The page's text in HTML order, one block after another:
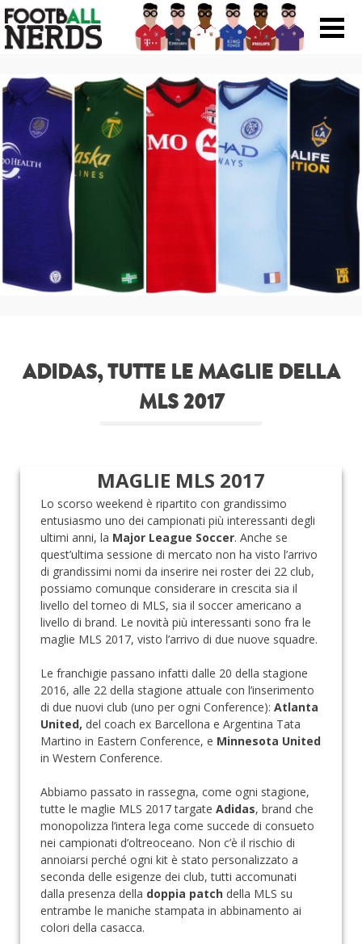
Search
Prodotti
Magazine Roba Da Nerds
ADIDAS, TUTTE LE MAGLIE DELLA
MLS 2017
MAGLIE MLS 2017
Lo scorso weekend è ripartito con grandissimo
entusiasmo uno dei campionati più interessanti degli
ultimi anni, la Major League Soccer. Anche se
quest’ultima sessione di mercato non ha visto l’arrivo
di grandissimi nomi da inserire nei roster dei 22 club,
possiamo comunque considerare in crescita sia il
livello del torneo di MLS, sia il soccer americano a
livello di brand. Le novità più interessanti sono fra le
maglie MLS 2017, visto l’arrivo di due nuove squadre.
Le franchigie passano infatti dalle 20 della stagione
2016, alle 22 della stagione attuale con l’inserimento
di due nuovi club (uno per ogni Conference): Atlanta
United, del coach ex Barcellona e Argentina Tata
Martino in Eastern Conference, e Minnesota United
in Western Conference.
Abbiamo passato in rassegna, come ogni stagione,
tutte le maglie MLS 2017 targate Adidas, brand che
monopolizza l’intera lega come succede di consueto
nei campionati d’oltreoceano. Non c’è il rischio di
annoiarsi perché ogni kit è stato personalizzato a
seconda delle esigenze dei club, tutti accomunati
dalla presenza della doppia patch della MLS su
entrambe le maniche stampata in abbinamento ai
colori della casacca.